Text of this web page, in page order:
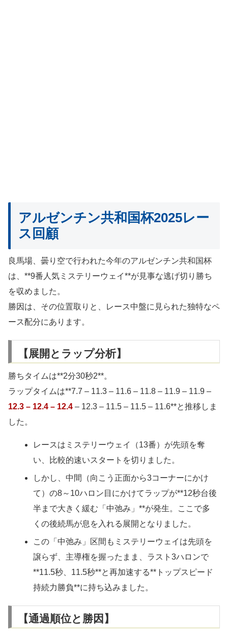
アルゼンチン共和国杯2025レー
ス回顧
良馬場、曇り空で行われた今年のアルゼンチン共和国杯
は、**9番人気ミステリーウェイ**が見事な逃げ切り勝ち
を収めました。
勝因は、その位置取りと、レース中盤に見られた独特なペ
ース配分にあります。
【展開とラップ分析】
勝ちタイムは**2分30秒2**。
ラップタイムは**7.7 – 11.3 – 11.6 – 11.8 – 11.9 – 11.9 –
12.3 – 12.4 – 12.4 – 12.3 – 11.5 – 11.5 – 11.6**と推移しま
した。
レースはミステリーウェイ（13番）が先頭を奪
い、比較的速いスタートを切りました。
しかし、中間（向こう正面から3コーナーにかけ
て）の8～10ハロン目にかけてラップが**12秒台後
半まで大きく緩む「中弛み」**が発生。ここで多
くの後続馬が息を入れる展開となりました。
この「中弛み」区間もミステリーウェイは先頭を
譲らず、主導権を握ったまま、ラスト3ハロンで
**11.5秒、11.5秒**と再加速する**トップスピード
持続力勝負**に持ち込みました。
【通過順位と勝因】